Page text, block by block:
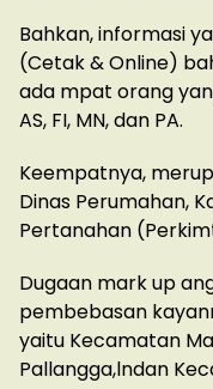
Bahkan, informasi
(Cetak & Online)
ada mpat orang
AS, FI, MN, dan PA.
Keempatnya,
Dinas Perumahan,
Pertanahan
Dugaan mark up
pembebasan
yaitu Kecamatan
Pallangga,lndan